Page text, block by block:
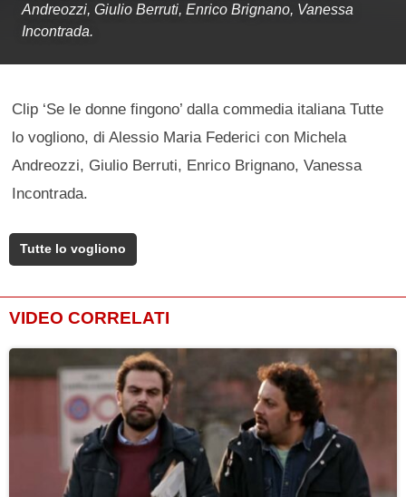
Andreozzi, Giulio Berruti, Enrico Brignano, Vanessa
Incontrada.
Clip ‘Se le donne fingono’ dalla commedia italiana Tutte
lo vogliono, di Alessio Maria Federici con Michela
Andreozzi, Giulio Berruti, Enrico Brignano, Vanessa
Incontrada.
Tutte lo vogliono
VIDEO CORRELATI